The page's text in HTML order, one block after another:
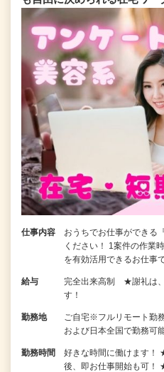
仕事内容
おうちでお仕事ができる
ください！ 1案件の作業
を有効活用できるお仕事
給与
完全出来高制 ★謝礼は、
す！
勤務地
ご自宅※フルリモート勤
および日本全国で勤務可
勤務時間
好きな時間に働けます
後、即お仕事開始も可！